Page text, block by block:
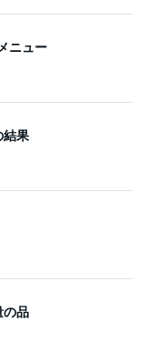
ニュー
結果
の品